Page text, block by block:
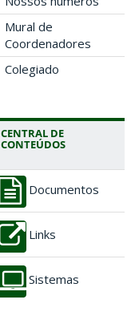
Mural de
Coordenadores
Colegiado
CENTRAL DE
CONTEÚDOS
Documentos
Links
Sistemas